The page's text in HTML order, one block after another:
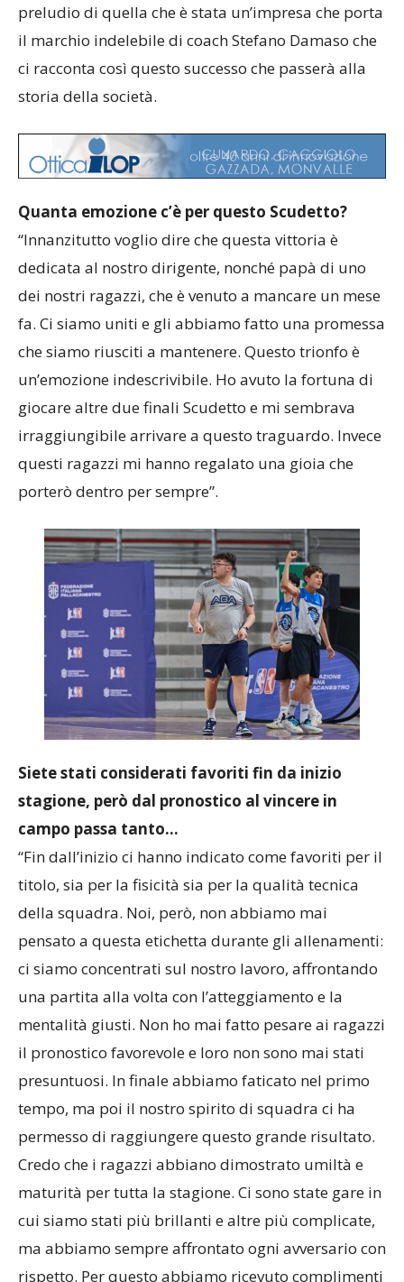
preludio di quella che è stata un’impresa che porta
il marchio indelebile di coach Stefano Damaso che
ci racconta così questo successo che passerà alla
storia della società.
un’emozione indescrivibile. Ho avuto la fortuna di
Siete stati considerati favoriti fin da inizio
stagione, però dal pronostico al vincere in
campo passa tanto…
“Fin dall’inizio ci hanno indicato come favoriti per il
titolo, sia per la fisicità sia per la qualità tecnica
della squadra. Noi, però, non abbiamo mai
pensato a questa etichetta durante gli allenamenti:
una partita alla volta con l’atteggiamento e la
mentalità giusti. Non ho mai fatto pesare ai ragazzi
il pronostico favorevole e loro non sono mai stati
presuntuosi. In finale abbiamo faticato nel primo
tempo, ma poi il nostro spirito di squadra ci ha
permesso di raggiungere questo grande risultato.
Credo che i ragazzi abbiano dimostrato umiltà e
maturità per tutta la stagione. Ci sono state gare in
cui siamo stati più brillanti e altre più complicate,
ma abbiamo sempre affrontato ogni avversario con